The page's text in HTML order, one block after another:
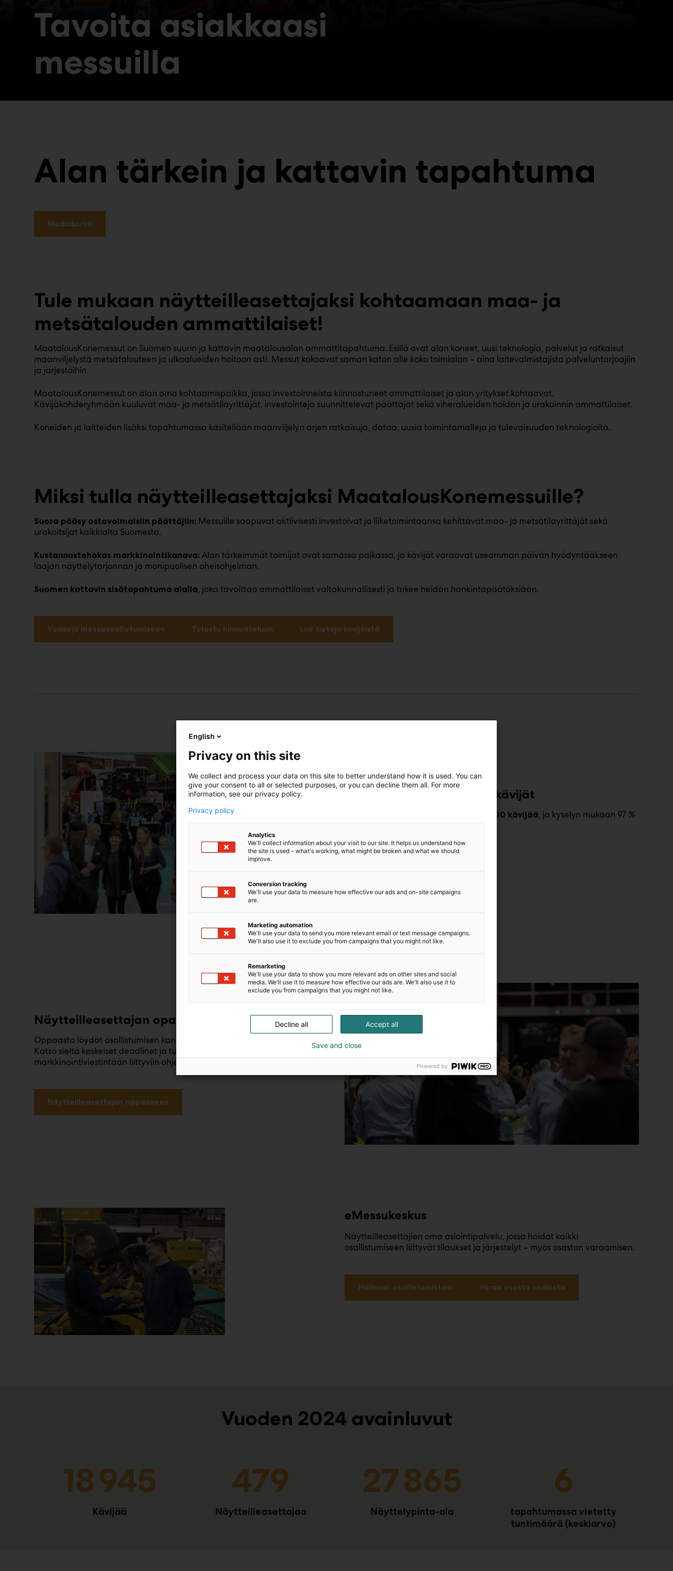
Tavoita asiakkaasi
messuilla
Alan tärkein ja kattavin tapahtuma
Mediakortti
Tule mukaan näytteilleasettajaksi kohtaamaan maa- ja
metsätalouden ammattilaiset!
MaatalousKonemessut on Suomen suurin ja kattavin maatalousalan ammattitapahtuma. Esillä ovat alan koneet, uusi teknologia, palvelut ja ratkaisut
maanviljelystä metsätalouteen ja ulkoalueiden hoitoon asti. Messut kokoavat saman katon alle koko toimialan – aina laitevalmistajista palveluntarjoajiin
ja järjestöihin.
MaatalousKonemessut on alan oma kohtaamispaikka, jossa investoinneista kiinnostuneet ammattilaiset ja alan yritykset kohtaavat.
Kävijäkohderyhmään kuuluvat maa- ja metsätilayrittäjät, investointeja suunnittelevat päättäjät sekä viheralueiden hoidon ja urakoinnin ammattilaiset.
Koneiden ja laitteiden lisäksi tapahtumassa käsitellään maanviljelyn arjen ratkaisuja, dataa, uusia toimintamalleja ja tulevaisuuden teknologioita.
Miksi tulla näytteilleasettajaksi MaatalousKonemessuille?
Suora pääsy ostovoimaisiin päättäjiin: Messuille saapuvat aktiivisesti investoivat ja liiketoimintaansa kehittävät maa- ja metsätilayrittäjät sekä
urakoitsijat kaikkialta Suomesta.
Kustannustehokas markkinointikanava: Alan tärkeimmät toimijat ovat samassa paikassa, ja kävijät varaavat useamman päivän hyödyntääkseen
laajan näyttelytarjonnan ja monipuolisen oheisohjelman.
Suomen kattavin sisätapahtuma alalla, joka tavoittaa ammattilaiset valtakunnallisesti ja tukee heidän hankintapäätöksiään.
Vinkkejä messuosallistumiseen Tutustu hinnoitteluun Lue tietoja kävijöistä
MaatalousKonemessujen kävijät
yli 19 000 kävijää, ja kyselyn mukaan 97 %
Näytteilleasettajan opas
Oppaasta löydät osallistumisen kannalta tärkeät tiedot ja aikataulut.
Katso sieltä keskeiset deadlinet ja tutustu osaston rakentamiseen sekä
markkinointiviestintään liittyviin ohjeisiin.
Näytteilleasettajan oppaaseen
eMessukeskus
Näytteilleasettajien oma asiointipalvelu, jossa hoidat kaikki
osallistumiseen liittyvät tilaukset ja järjestelyt – myös osaston varaamisen.
Hallinnoi osallistumistasi Varaa osasto verkosta
Vuoden 2024 avainluvut
19 037
Kävijää
481
Näytteilleasettajaa
28 001
Näyttelypinta-ala
6
tapahtumassa vietetty
tuntimäärä (keskiarvo)
English
Privacy on this site
We collect and process your data on this site to better understand how it is used. You can
give your consent to all or selected purposes, or you can decline them all. For more
information, see our privacy policy.
Privacy policy
Analytics
We'll collect information about your visit to our site. It helps us understand how
the site is used – what's working, what might be broken and what we should
improve.
Conversion tracking
We'll use your data to measure how effective our ads and on-site campaigns
are.
Marketing automation
We'll use your data to send you more relevant email or text message campaigns.
We'll also use it to exclude you from campaigns that you might not like.
Remarketing
We'll use your data to show you more relevant ads on other sites and social
media. We'll use it to measure how effective our ads are. We'll also use it to
exclude you from campaigns that you might not like.
Accept all
Decline all
Save and close
Powered by